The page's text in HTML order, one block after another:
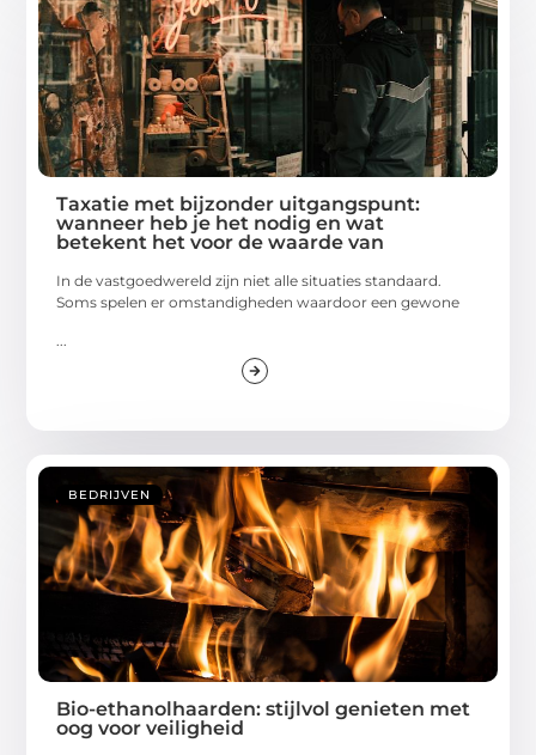
Taxatie met bijzonder uitgangspunt:
wanneer heb je het nodig en wat
betekent het voor de waarde van
In de vastgoedwereld zijn niet alle situaties standaard.
Soms spelen er omstandigheden waardoor een gewone
...
BEDRIJVEN
Bio-ethanolhaarden: stijlvol genieten met
oog voor veiligheid